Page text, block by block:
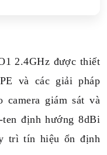
2.4GHz được thiết
và các giải pháp
camera giám sát và
định hướng 8dBi
trì tín hiệu ổn định